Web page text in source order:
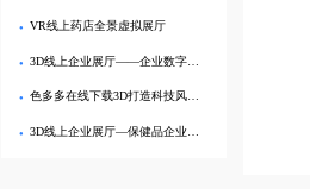
VR线上药店全景虚拟展厅
3D线上企业展厅——企业数字现代科技展厅
色多多在线下载3D打造科技风线上虚拟企业展厅
3D线上企业展厅—保健品企业虚拟展厅在线展示